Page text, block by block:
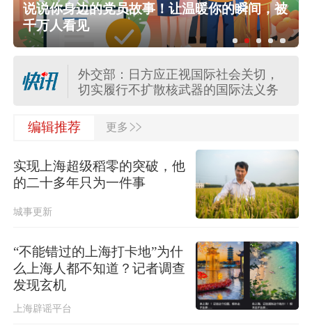
说说你身边的党员故事！让温暖你的瞬间，被
千万人看见外交部：日本“再军事化”已成地区和平
稳现实威胁，必须高度警惕
外交部：日方应正视国际社会关切，
切实履行不扩散核武器的国际法义务
“白海豚”登陆地点更新！中央气象台升
关于对派拓公司在华销售产品启动网
络安全审查的公告
进入48小时台风警戒线
任前公示半年后，胡瑞连主动投案
编辑推荐 更多 >>
实现上海超级稻零的突破，他
的二十多年只为一件事
城事更新
“不能错过的上海打卡地”为什
么上海人都不知道？记者调查
发现玄机
上海辟谣平台